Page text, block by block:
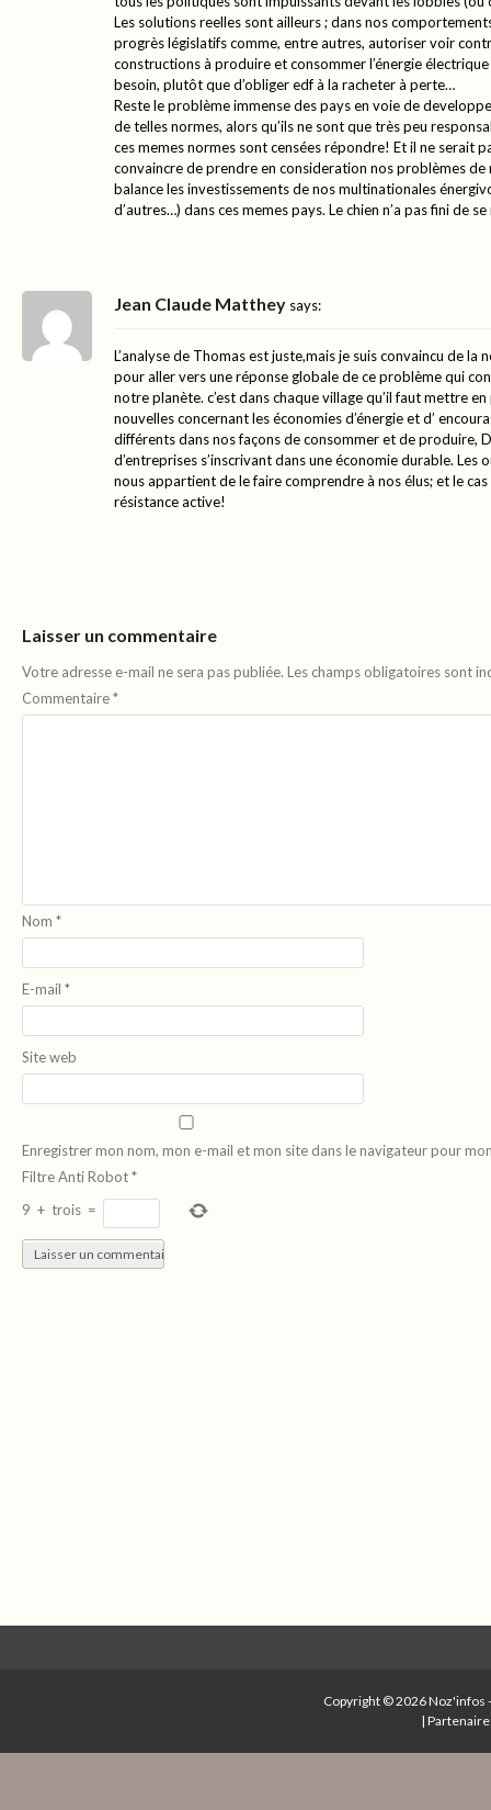
Les solutions reelles sont ailleurs ; dans nos
progrès législatifs comme, entre autres, autoriser voir
constructions à produire et consommer l’énergie
besoin, plutôt que d’obliger edf à la racheter à perte…
Reste le problème immense des pays en voie de
de telles normes, alors qu’ils ne sont que très peu
ces memes normes sont censées répondre! Et il ne serait
convaincre de prendre en consideration nos problèmes de
balance les investissements de nos multinationales
d’autres…) dans ces memes pays. Le chien n’a pas fini de
Jean Claude Matthey says:
L’analyse de Thomas est juste,mais je suis convaincu de la
pour aller vers une réponse globale de ce problème qui
notre planète. c’est dans chaque village qu’il faut mettre
nouvelles concernant les économies d’énergie et d’
différents dans nos façons de consommer et de produire,
d’entreprises s’inscrivant dans une économie durable. Les
nous appartient de le faire comprendre à nos élus; et le
résistance active!
Laisser un commentaire
Votre adresse e-mail ne sera pas publiée. Les champs obligatoires sont
Commentaire*
Nom *
E-mail *
Site web
Enregistrer mon nom, mon e-mail et mon site dans le navigateur pour
Filtre Anti Robot*
9 + trois =
Copyright © 2026Noz'infos
|